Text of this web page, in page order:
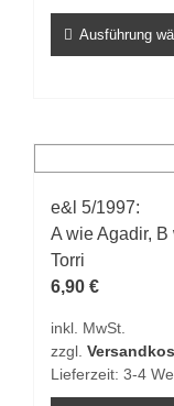
der
Produktseite
Ausführung
Varianten
auf.
Die
Optionen
können
der
Produktseite
e&l 5/1997:
A wie Agadir,
Torri
6,90 €
inkl. MwSt.
zzgl.
Lieferzeit: 3-4